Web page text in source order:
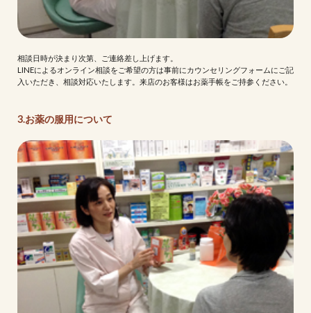
相談日時が決まり次第、ご連絡差し上げます。
LINEによるオンライン相談をご希望の方は事前にカウンセリングフォームにご記
入いただき、相談対応いたします。来店のお客様はお薬手帳をご持参ください。
3.お薬の服用について